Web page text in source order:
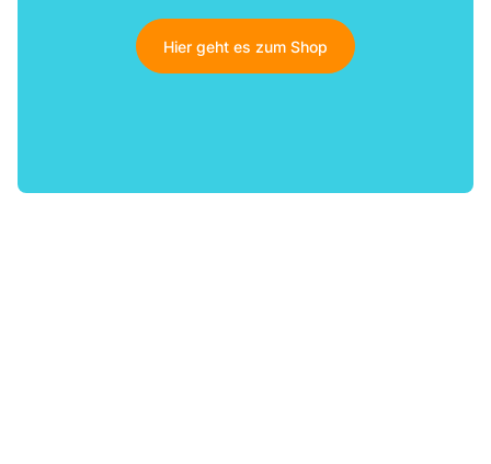
Hier geht es zum Shop